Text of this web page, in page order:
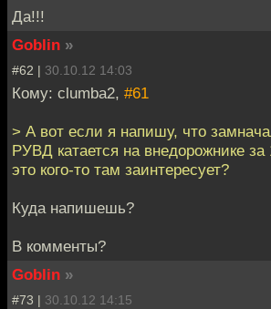
Да!!!
Goblin »
#62 | 30.10.12 14:03
Кому: clumba2, #61
> А вот если я напишу, что
РУВД катается на внедорожнике
это кого-то там заинтересует?
Куда напишешь?
В комменты?
Goblin »
#73 | 30.10.12 14:15